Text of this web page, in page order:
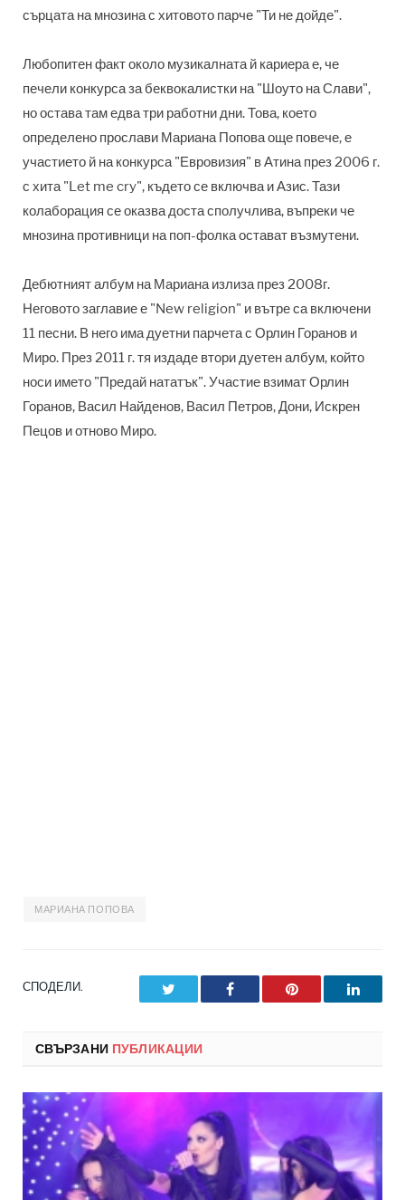
сърцата на мнозина с хитовото парче "Ти не дойде".
Любопитен факт около музикалната й кариера е, че
печели конкурса за беквокалистки на "Шоуто на Слави",
но остава там едва три работни дни. Това, което
определено прослави Мариана Попова още повече, е
участието й на конкурса "Евровизия" в Атина през 2006 г.
с хита "Let me cry", където се включва и Азис. Тази
колаборация се оказва доста сполучлива, въпреки че
мнозина противници на поп-фолка остават възмутени.
Дебютният албум на Мариана излиза през 2008г.
Неговото заглавие е "New religion" и вътре са включени
11 песни. В него има дуетни парчета с Орлин Горанов и
Миро. През 2011 г. тя издаде втори дуетен албум, който
носи името "Предай нататък". Участие взимат Орлин
Горанов, Васил Найденов, Васил Петров, Дони, Искрен
Пецов и отново Миро.
МАРИАНА ПОПОВА
СПОДЕЛИ. Facebook Pinterest
СВЪРЗАНИ ПУБЛИКАЦИИ